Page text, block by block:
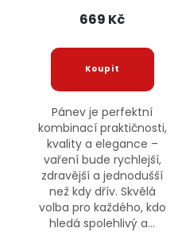
669 Kč
Pánev je perfektní
kombinací praktičnosti,
kvality a elegance –
vaření bude rychlejší,
zdravější a jednodušší
než kdy dřív. Skvělá
volba pro každého, kdo
hledá spolehlivý a...